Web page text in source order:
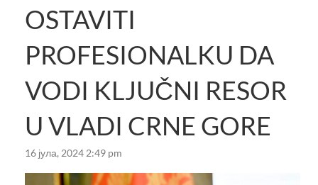
OSTAVITI
PROFESIONALKU DA
VODI KLJUČNI RESOR
U VLADI CRNE GORE
16 јула, 2024 2:49 pm